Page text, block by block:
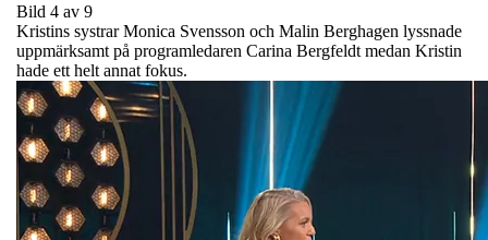
Bild 4 av 9
Kristins systrar Monica Svensson och Malin Berghagen lyssnade
uppmärksamt på programledaren Carina Bergfeldt medan Kristin
hade ett helt annat fokus.